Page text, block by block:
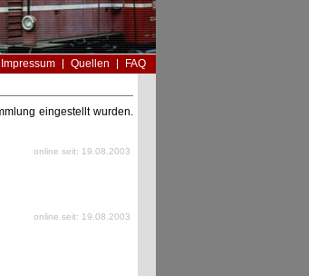
Impressum Quellen
FAQ
eingestellt wurden.
online seit: 19.08.2003
online seit: 19.08.2003